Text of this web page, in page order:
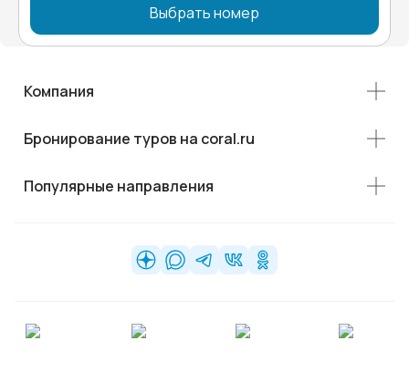
Выбрать номер
Компания
Бронирование туров на coral.ru
Популярные направления